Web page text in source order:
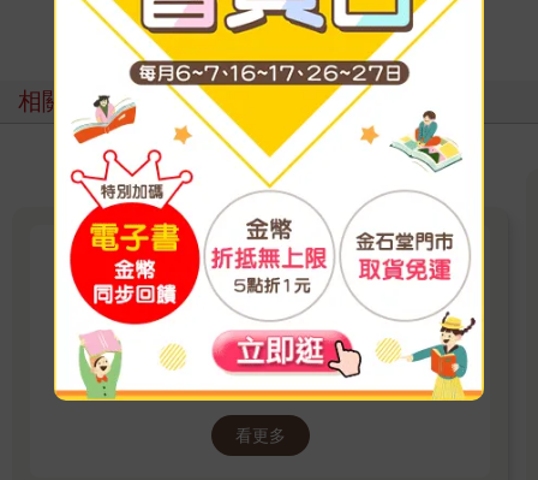
寫評價
相關主題
準備好入學了嗎？進入哈利波特
的魔法世界
哈利波特歡慶25週年，電子書萬眾期待下終於開
賣！套書限時優惠，粉絲不可錯過！
看更多